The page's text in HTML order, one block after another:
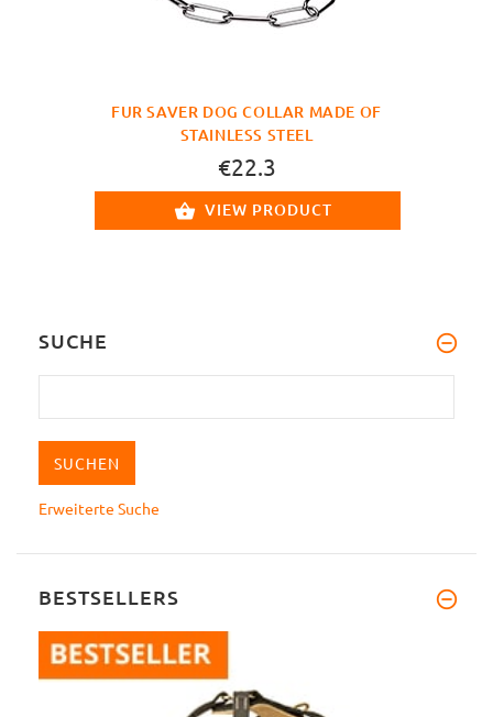
FUR SAVER DOG COLLAR MADE OF
STAINLESS STEEL
€22.3
VIEW PRODUCT
SUCHE
Erweiterte Suche
BESTSELLERS